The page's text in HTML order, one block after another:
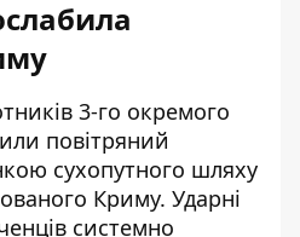
3-го окремого
повітряний
сухопутного шляху
Криму. Ударні
системно